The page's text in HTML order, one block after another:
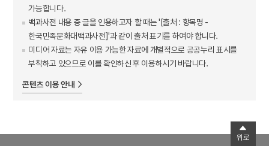
가능합니다.
백과사전 내용 중 글을 인용하고자 할 때는 '[출처 : 항목명 -
한국민족문화대백과사전]'과 같이 출처 표기를 하여야 합니다.
미디어 자료는 자유 이용 가능한 자료에 개별적으로 공공누리 표시를
부착하고 있으므로 이를 확인하신 후 이용하시기 바랍니다.
콘텐츠 이용 안내
위로